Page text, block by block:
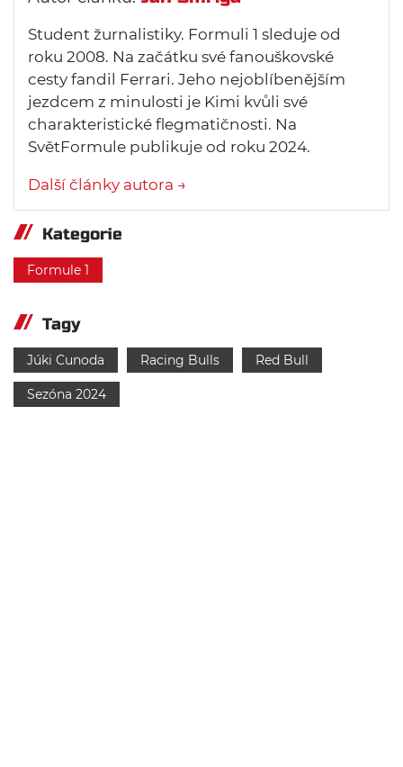
Student žurnalistiky. Formuli 1 sleduje od
roku 2008. Na začátku své fanouškovské
cesty fandil Ferrari. Jeho nejoblíbenějším
jezdcem z minulosti je Kimi kvůli své
charakteristické flegmatičnosti. Na
SvětFormule publikuje od roku 2024.
Další články autora →
Kategorie
Formule 1
Tagy
Júki Cunoda Racing Bulls Red Bull
Sezóna 2024